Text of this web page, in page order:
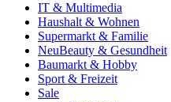
IT & Multimedia
Haushalt & Wohnen
Supermarkt & Familie
NeuBeauty & Gesundheit
Baumarkt & Hobby
Sport & Freizeit
Sale